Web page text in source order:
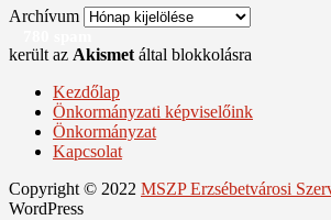
Archívum
került az Akismetáltal blokkolásra
Kezdőlap
Önkormányzati képviselőink
Önkormányzat
Kapcsolat
Copyright © 2022 MSZP Erzsébetvárosi
WordPress